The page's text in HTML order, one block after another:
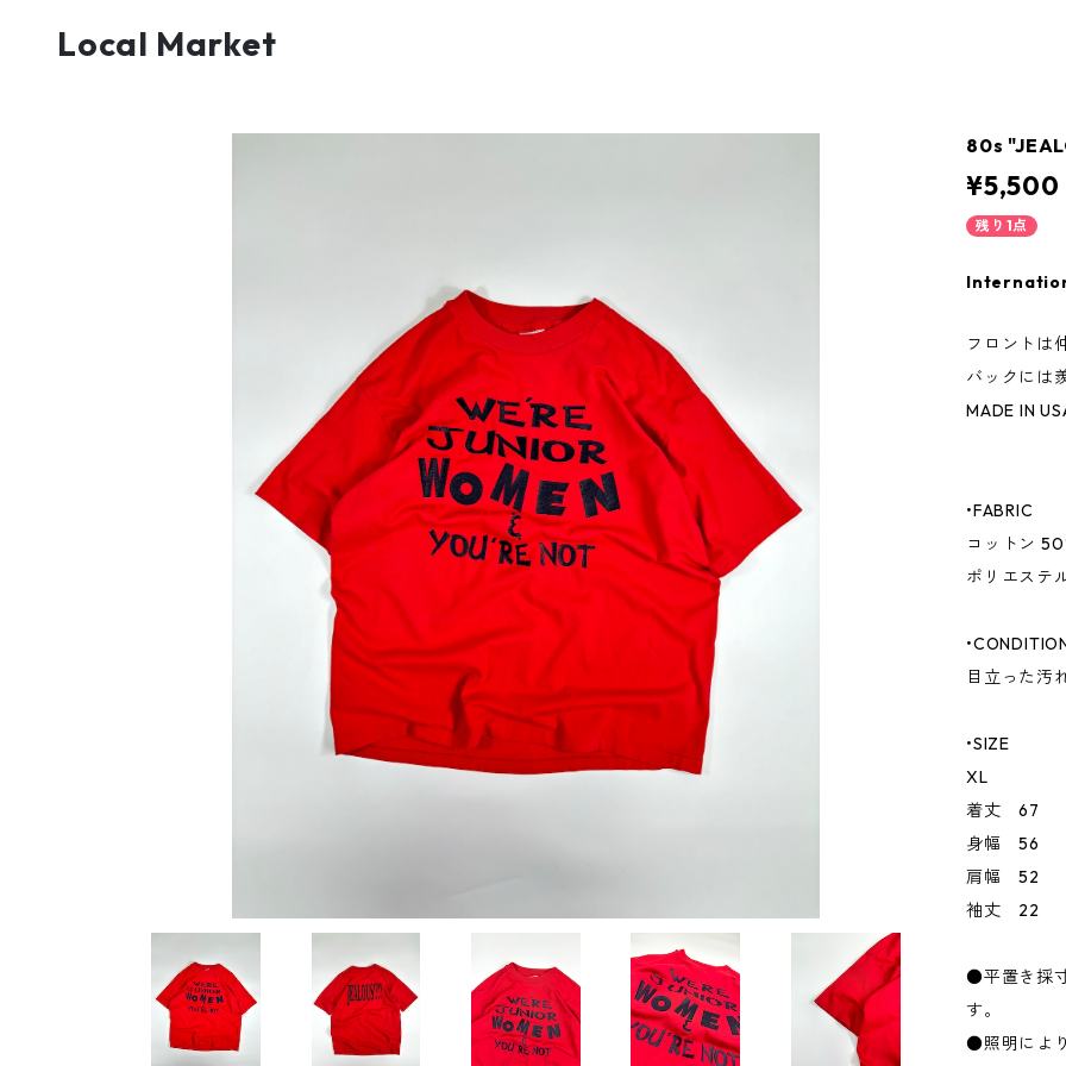
Local Market
80s
¥5,500
残り1点
フロントは
バックには
MADE IN
•FABRIC
コットン
ポリエステ
目立った汚
•SIZE
XL
着丈 67
身幅 56
肩幅 52
袖丈 22
●平置き採
す。
●照明によ